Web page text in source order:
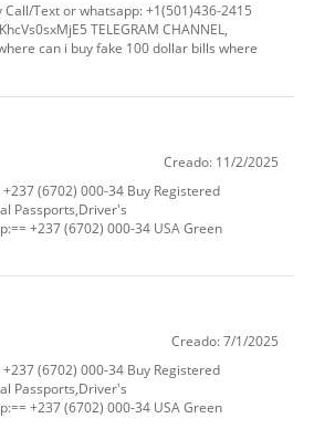
Text or whatsapp: +1(501)436-2415
TELEGRAM CHANNEL,
can i buy fake 100 dollar bills where
000‑34 Buy
Creado: 11/2/2025
(6702) 000-34 Buy Registered
Passports,Driver's
+237 (6702) 000-34 USA Green
000‑34 Buy
Creado: 7/1/2025
(6702) 000-34 Buy Registered
Passports,Driver's
+237 (6702) 000-34 USA Green